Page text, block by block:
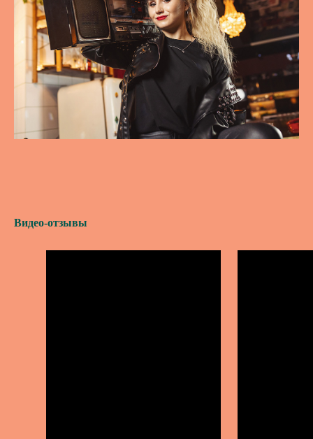
Видео-отзывы